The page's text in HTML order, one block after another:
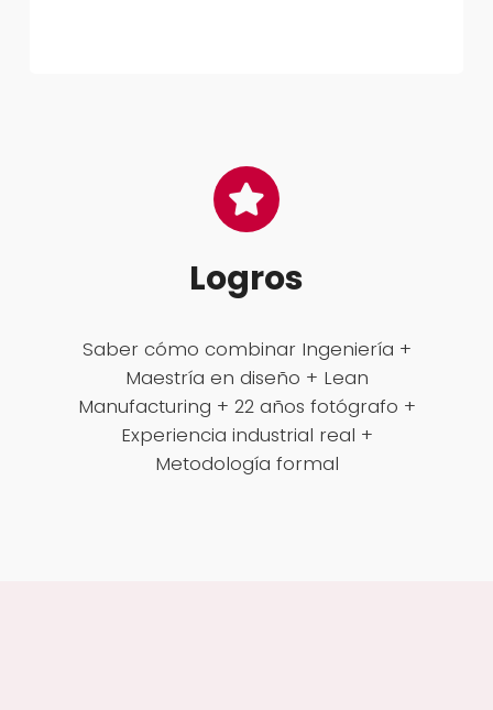
Logros
Saber cómo combinar Ingeniería +
Maestría en diseño + Lean
Manufacturing + 22 años fotógrafo +
Experiencia industrial real +
Metodología formal